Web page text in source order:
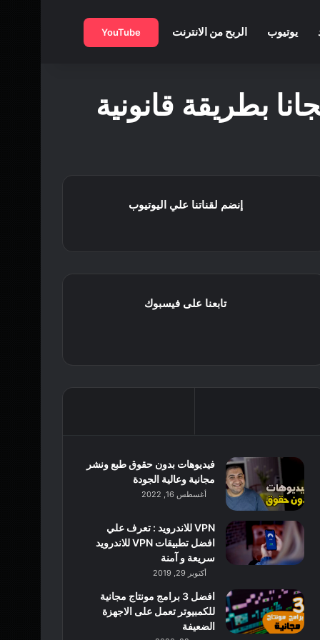
يوتيوب الربح من الانترنت YouTube
بطريقة قانونية
إنضم لقناتنا علي اليوتيوب
تابعنا على فيسبوك
فيديوهات بدون حقوق طبع ونشر
مجانية وعالية الجودة
أغسطس 16, 2022
VPN للاندرويد : تعرف علي
افضل تطبيقات VPN للاندرويد
سريعة و آمنة
أكتوبر 29, 2019
افضل 3 برامج مونتاج مجانية
للكمبيوتر تعمل على الاجهزة
الضعيفة